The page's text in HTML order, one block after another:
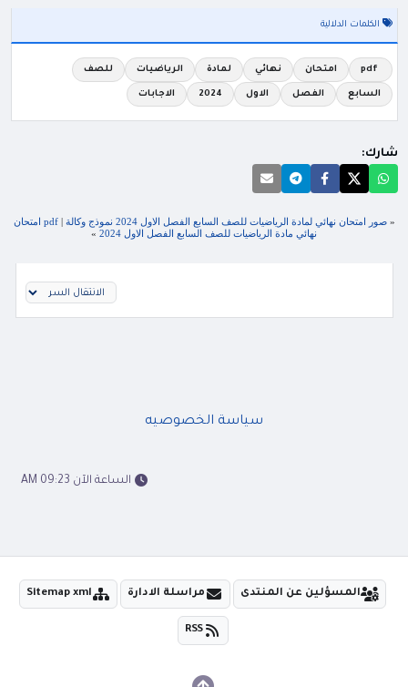
الكلمات الدلالية
امتحان نهائي لمادة الرياضيات للصف
السابع الفصل الاول 2024 الاجابات
شارك:
«صور امتحان نهائي لمادة الرياضيات للصف السابع الفصل الاول 2024 نموذج وكالة |
pdf امتحان
نهائي مادة الرياضيات للصف السابع الفصل الاول 2024
»
سياسة الخصوصيه
الساعة الآن 09:23 AM
المسؤلين عن المنتدى مراسلة الادارة Sitemap xml
RSS